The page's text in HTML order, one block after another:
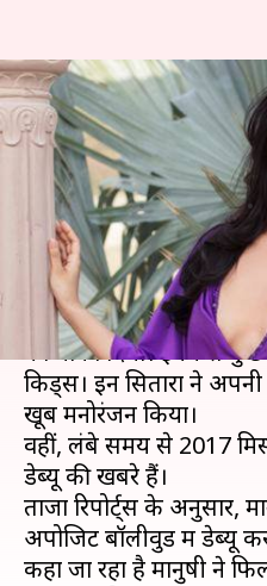
पूर्व मिस वर्ल्ड
अभिनेता के
बॉलीवुड में डेंब्यू!
स्वाति पाण्डेय May 15, 2019
क्या है खबर?
साल 2018 में बॉलीवुड ने
को मौका दिया। इनमें से कुछ
किड्स। इन सितारों ने
खूब मनोरंजन किया।
वहीं, लंबे समय से 2017
डेब्यू की खबरे हैं।
ताजा रिपोर्ट्स के अनुसार,
अपोजिट बॉलीवुड में डेब्यू
कहा जा रहा है मानुषी ने